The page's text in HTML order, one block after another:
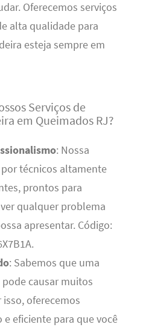
Oferecemos serviços
alta qualidade para
esteja sempre em
Serviços de
em Queimados RJ?
: Nossa
técnicos altamente
prontos para
qualquer problema
apresentar. Código:
: Sabemos que uma
causar muitos
oferecemos
eficiente para que você